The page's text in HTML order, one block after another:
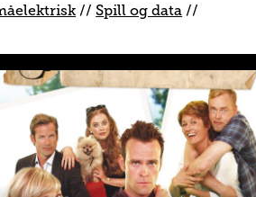
//Spill og data //